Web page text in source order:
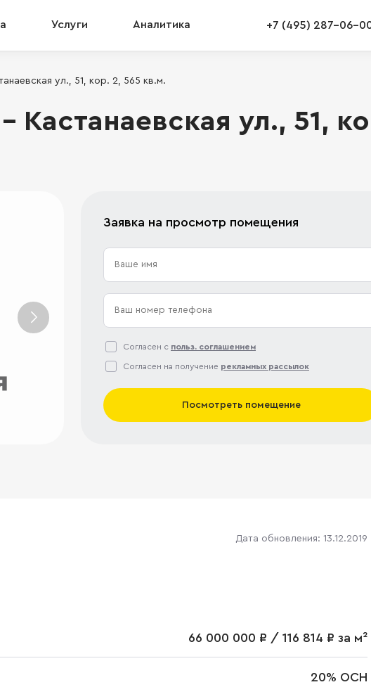
Услуги Аналитика +7 (495) 287-06-
ул., 51, кор. 2, 565 кв.м.
ул., 51,
Заявка на просмотр помещения
Согласен с польз. соглашением
Согласен на получение рекламных рассылок
Посмотреть помещение
Дата обновления: 13.12.2019
66 000 000 ₽ / 116 814 ₽ за м²
20% ОСН